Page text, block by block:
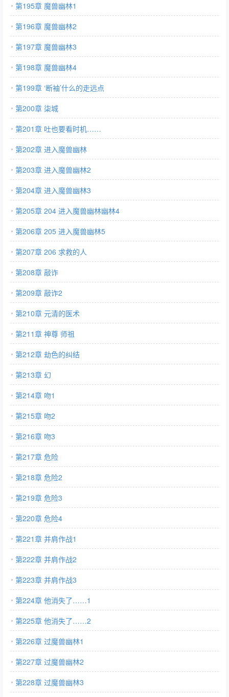
第195章 魔兽幽林1
第196章 魔兽幽林2
第197章 魔兽幽林3
第198章 魔兽幽林4
第199章 ‘断袖’什么的走远点
第200章 柒城
第201章 吐也要看时机……
第202章 进入魔兽幽林
第203章 进入魔兽幽林2
第204章 进入魔兽幽林3
第205章 204 进入魔兽幽林幽林4
第206章 205 进入魔兽幽林5
第207章 206 求救的人
第208章 敲诈
第209章 敲诈2
第210章 元清的医术
第211章 神尊 师祖
第212章 劫色的纠结
第213章 幻
第214章 吻1
第215章 吻2
第216章 吻3
第217章 危险
第218章 危险2
第219章 危险3
第220章 危险4
第221章 并肩作战1
第222章 并肩作战2
第223章 并肩作战3
第224章 他消失了……1
第225章 他消失了……2
第226章 过魔兽幽林1
第227章 过魔兽幽林2
第228章 过魔兽幽林3